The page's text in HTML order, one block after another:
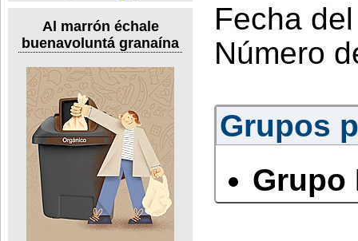
Al marrón échale
buenavoluntá granaína
Fecha
Número
Grupos
Grupo